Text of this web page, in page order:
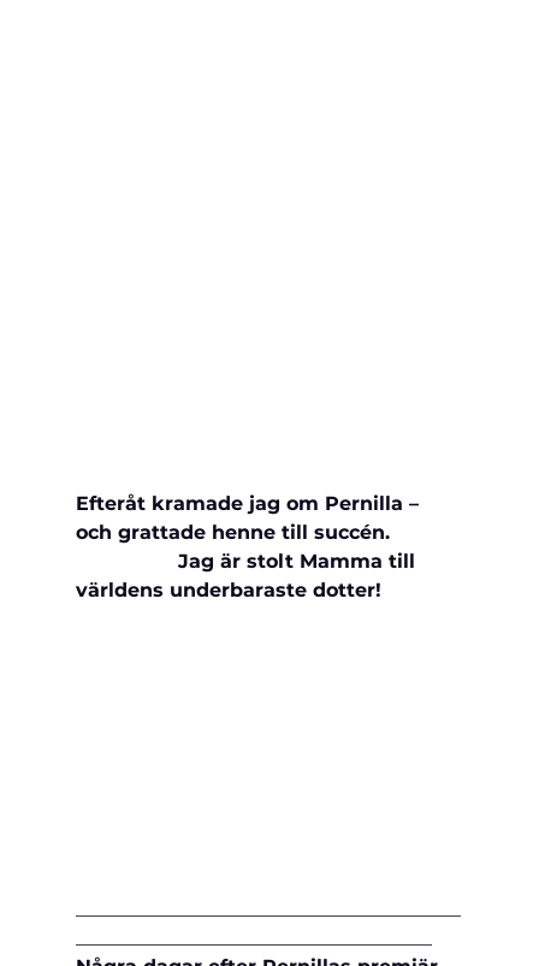
Efteråt kramade jag om Pernilla –
och grattade henne till succén.
Jag är stolt Mamma till
världens underbaraste dotter!